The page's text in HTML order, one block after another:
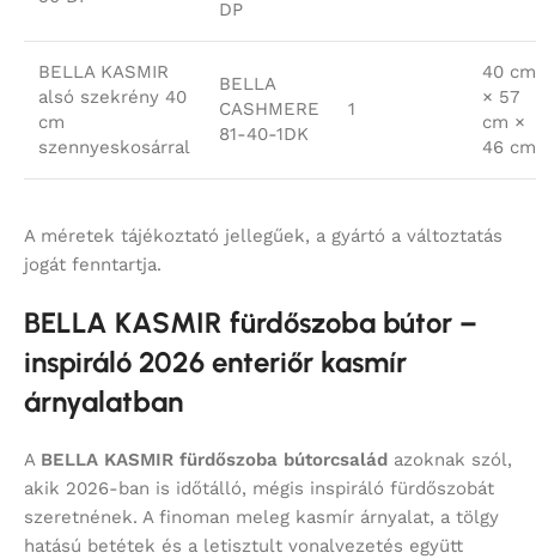
DP
BELLA KASMIR
alsó szekrény 40
cm
szennyeskosárral
BELLA
CASHMERE
81-40-1DK
1
40 cm
× 57
cm ×
46 cm
A méretek tájékoztató jellegűek, a gyártó a változtatás
jogát fenntartja.
BELLA KASMIR fürdőszoba bútor –
inspiráló 2026 enteriőr kasmír
árnyalatban
A BELLA KASMIR fürdőszoba bútorcsalád azoknak szól,
akik 2026-ban is időtálló, mégis inspiráló fürdőszobát
szeretnének. A finoman meleg kasmír árnyalat, a tölgy
hatású betétek és a letisztult vonalvezetés együtt